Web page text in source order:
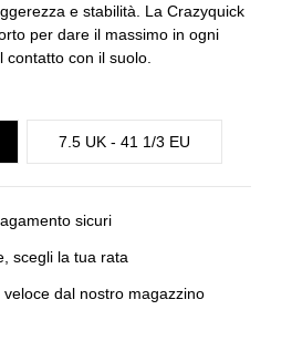
e stabilità. La Crazyquick
per dare il massimo in ogni
con il suolo.
7.5 UK - 41 1/3 EU
sicuri
scegli la tua rata
veloce dal nostro magazzino